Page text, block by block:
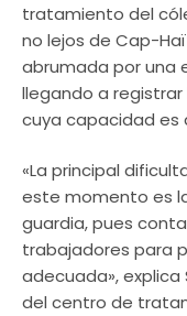
tratamiento del
no lejos de Cap-
abrumada por una
llegando a
cuya capacidad es
«La principal
este momento es
guardia, pues
trabajadores para
adecuada», explica
del centro de